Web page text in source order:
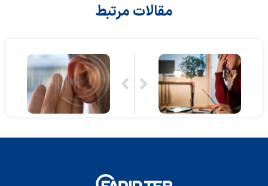
مقالات مرتبط